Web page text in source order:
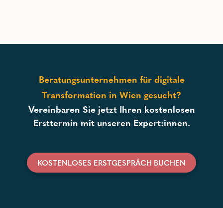
Beratungsunternehmen für digitale
Transformation in Wien gesucht?
Vereinbaren Sie jetzt Ihren kostenlosen
Ersttermin mit unseren Expert:innen.
KOSTENLOSES ERSTGESPRÄCH BUCHEN